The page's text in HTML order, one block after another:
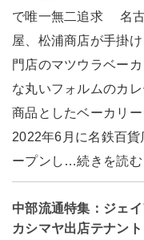
で唯一無二追求 名
屋、松浦商店が手掛
門店のマツウラベー
な丸いフォルムのカ
商品としたベーカリ
2022年6月に名鉄百貨
ープンし…続きを読む
中部流通特集：ジェ
カシマヤ出店テナン